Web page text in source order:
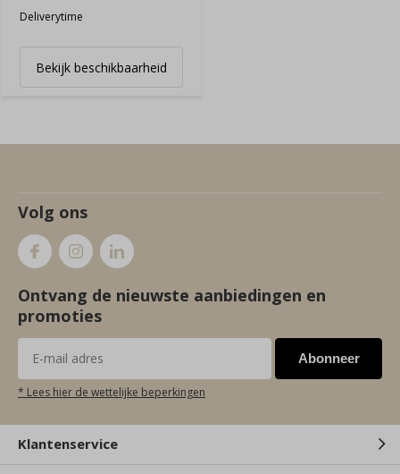
Deliverytime
Bekijk beschikbaarheid
Volg ons
Ontvang de nieuwste aanbiedingen en
promoties
Abonneer
* Lees hier de wettelijke beperkingen
Klantenservice